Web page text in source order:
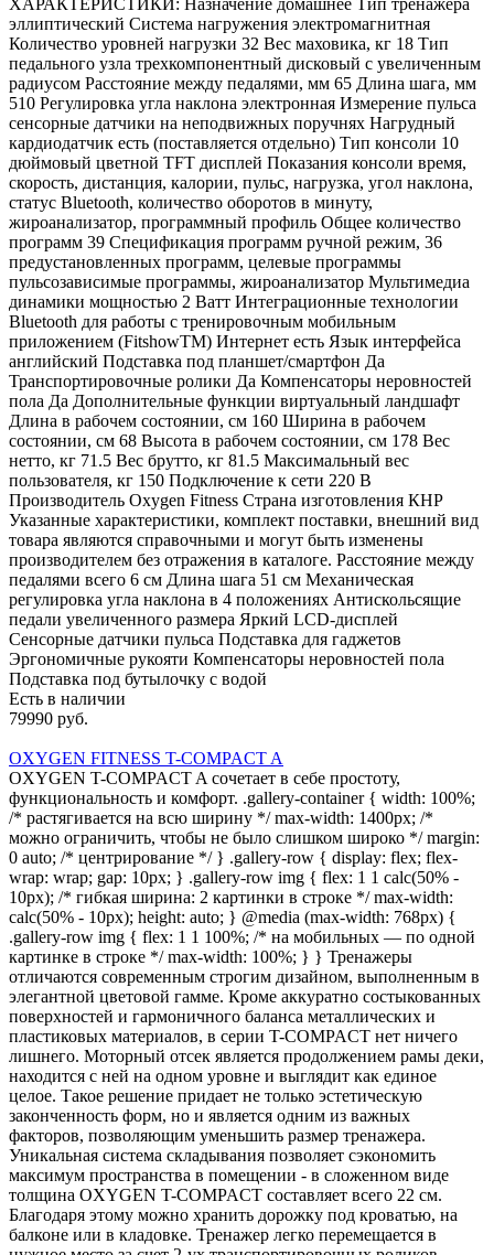
ХАРАКТЕРИСТИКИ: Назначение домашнее Тип тренажера
эллиптический Система нагружения электромагнитная
Количество уровней нагрузки 32 Вес маховика, кг 18 Тип
педального узла трехкомпонентный дисковый с увеличенным
радиусом Расстояние между педалями, мм 65 Длина шага, мм
510 Регулировка угла наклона электронная Измерение пульса
сенсорные датчики на неподвижных поручнях Нагрудный
кардиодатчик есть (поставляется отдельно) Тип консоли 10
дюймовый цветной TFT дисплей Показания консоли время,
скорость, дистанция, калории, пульс, нагрузка, угол наклона,
статус Bluetooth, количество оборотов в минуту,
жироанализатор, программный профиль Общее количество
программ 39 Спецификация программ ручной режим, 36
предустановленных программ, целевые программы
пульсозависимые программы, жироанализатор Мультимедиа
динамики мощностью 2 Ватт Интеграционные технологии
Bluetooth для работы с тренировочным мобильным
приложением (FitshowTM) Интернет есть Язык интерфейса
английский Подставка под планшет/смартфон Да
Транспортировочные ролики Да Компенсаторы неровностей
пола Да Дополнительные функции виртуальный ландшафт
Длина в рабочем состоянии, см 160 Ширина в рабочем
состоянии, см 68 Высота в рабочем состоянии, см 178 Вес
нетто, кг 71.5 Вес брутто, кг 81.5 Максимальный вес
пользователя, кг 150 Подключение к сети 220 В
Производитель Oxygen Fitness Страна изготовления КНР
Указанные характеристики, комплект поставки, внешний вид
товара являются справочными и могут быть изменены
производителем без отражения в каталоге. Расстояние между
педалями всего 6 см Длина шага 51 см Механическая
регулировка угла наклона в 4 положениях Антискольсящие
педали увеличенного размера Яркий LCD-дисплей
Сенсорные датчики пульса Подставка для гаджетов
Эргономичные рукояти Компенсаторы неровностей пола
Подставка под бутылочку с водой
Есть в наличии
79990 руб.
OXYGEN FITNESS T-COMPACT A
OXYGEN T-COMPACT A сочетает в себе простоту,
функциональность и комфорт. .gallery-container { width: 100%;
/* растягивается на всю ширину */ max-width: 1400px; /*
можно ограничить, чтобы не было слишком широко */ margin:
0 auto; /* центрирование */ } .gallery-row { display: flex; flex-
wrap: wrap; gap: 10px; } .gallery-row img { flex: 1 1 calc(50% -
10px); /* гибкая ширина: 2 картинки в строке */ max-width:
calc(50% - 10px); height: auto; } @media (max-width: 768px) {
.gallery-row img { flex: 1 1 100%; /* на мобильных — по одной
картинке в строке */ max-width: 100%; } } Тренажеры
отличаются современным строгим дизайном, выполненным в
элегантной цветовой гамме. Кроме аккуратно состыкованных
поверхностей и гармоничного баланса металлических и
пластиковых материалов, в серии T-COMPACT нет ничего
лишнего. Моторный отсек является продолжением рамы деки,
находится с ней на одном уровне и выглядит как единое
целое. Такое решение придает не только эстетическую
законченность форм, но и является одним из важных
факторов, позволяющим уменьшить размер тренажера.
Уникальная система складывания позволяет сэкономить
максимум пространства в помещении - в сложенном виде
толщина OXYGEN T-COMPACT составляет всего 22 см.
Благодаря этому можно хранить дорожку под кроватью, на
балконе или в кладовке. Тренажер легко перемещается в